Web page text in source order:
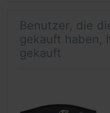
Benutzer, die
gekauft haben,
gekauft